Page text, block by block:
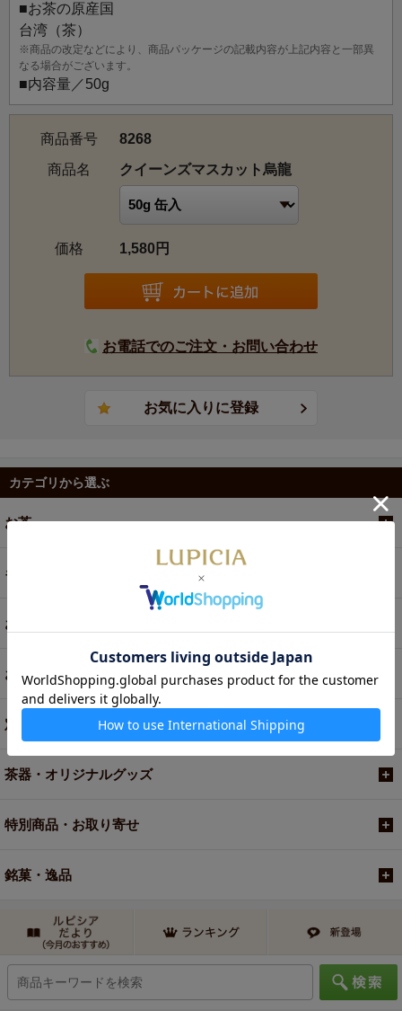
■お茶の原産国
台湾（茶）
※商品の改定などにより、商品パッケージの記載内容が上記内容と一部異
なる場合がございます。
■内容量／50g
商品番号
8268
商品名
クイーンズマスカット烏龍
価格 1,580円
お電話でのご注文・お問い合わせ
カテゴリから選ぶ
お茶
ギフト
お菓子・食品・飲料
お買い得商品
定期便
茶器・オリジナルグッズ
特別商品・お取り寄せ
銘菓・逸品